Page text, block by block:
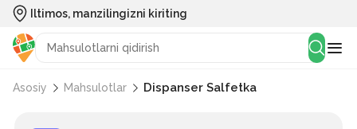
Iltimos, manzilingizni kiriting
Asosiy Mahsulotlar Dispanser Salfetka